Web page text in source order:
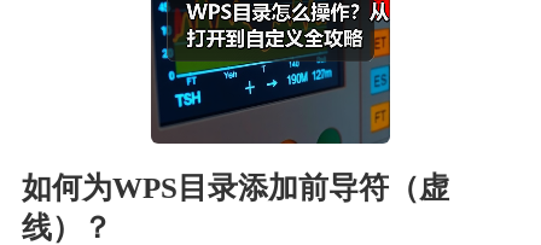
如何为WPS目录添加前导符（虚
线）？